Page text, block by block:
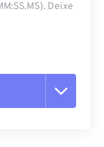
Deixe